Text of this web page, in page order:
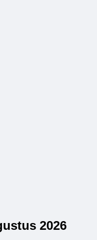
2026